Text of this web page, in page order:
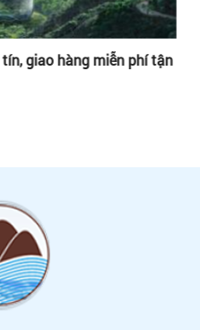
giao hàng miễn phí tận